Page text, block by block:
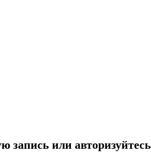
запись или авторизуйтесь